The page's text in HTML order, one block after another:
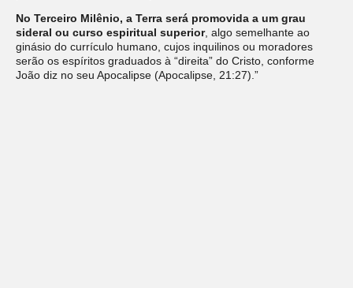
No Terceiro Milênio, a Terra será promovida a um grau
sideral ou curso espiritual superior, algo semelhante ao
ginásio do currículo humano, cujos inquilinos ou moradores
serão os espíritos graduados à “direita” do Cristo, conforme
João diz no seu Apocalipse (Apocalipse, 21:27).”